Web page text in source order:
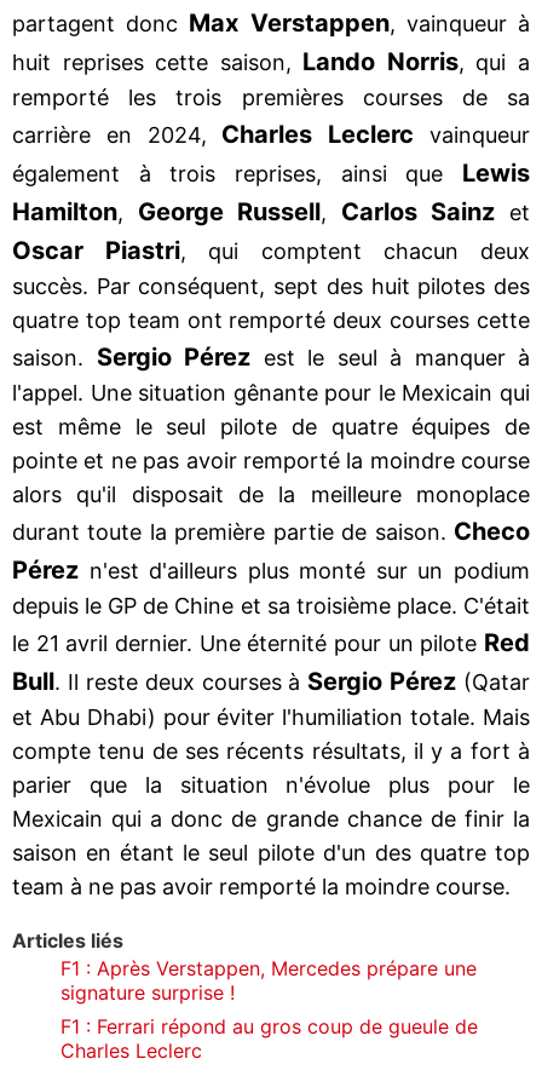
partagent donc Max Verstappen, vainqueur à
huit reprises cette saison, Lando Norris, qui a
remporté les trois premières courses de sa
carrière en 2024, Charles Leclerc vainqueur
également à trois reprises, ainsi que Lewis
Hamilton, George Russell, Carlos Sainz et
Oscar Piastri, qui comptent chacun deux
succès. Par conséquent, sept des huit pilotes des
quatre top team ont remporté deux courses cette
saison. Sergio Pérez est le seul à manquer à
l'appel. Une situation gênante pour le Mexicain qui
est même le seul pilote de quatre équipes de
pointe et ne pas avoir remporté la moindre course
alors qu'il disposait de la meilleure monoplace
durant toute la première partie de saison. Checo
Pérez n'est d'ailleurs plus monté sur un podium
depuis le GP de Chine et sa troisième place. C'était
le 21 avril dernier. Une éternité pour un pilote Red
Bull. Il reste deux courses à Sergio Pérez (Qatar
et Abu Dhabi) pour éviter l'humiliation totale. Mais
compte tenu de ses récents résultats, il y a fort à
parier que la situation n'évolue plus pour le
Mexicain qui a donc de grande chance de finir la
saison en étant le seul pilote d'un des quatre top
team à ne pas avoir remporté la moindre course.
Articles liés
F1 : Après Verstappen, Mercedes prépare une
signature surprise !
F1 : Ferrari répond au gros coup de gueule de
Charles Leclerc